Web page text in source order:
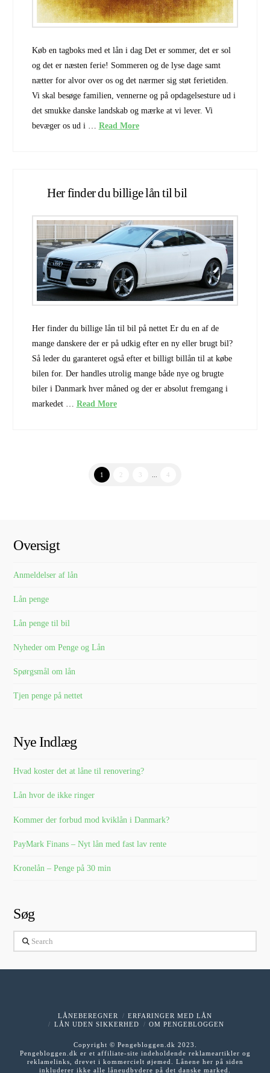
Køb en tagboks med et lån i dag Det er sommer, det er sol
og det er næsten ferie! Sommeren og de lyse dage samt
nætter for alvor over os og det nærmer sig støt ferietiden.
Vi skal besøge familien, vennerne og på opdagelsesture ud i
det smukke danske landskab og mærke at vi lever. Vi
bevæger os ud i … Read More
Her finder du billige lån til bil
Her finder du billige lån til bil på nettet Er du en af de
mange danskere der er på udkig efter en ny eller brugt bil?
Så leder du garanteret også efter et billigt billån til at købe
bilen for. Der handles utrolig mange både nye og brugte
biler i Danmark hver måned og der er absolut fremgang i
markedet … Read More
1 3 4
Oversigt
Anmeldelser af lån
Lån penge
Lån penge til bil
Nyheder om Penge og Lån
Spørgsmål om lån
Tjen penge på nettet
Nye Indlæg
Hvad koster det at låne til renovering?
Lån hvor de ikke ringer
Kommer der forbud mod kviklån i Danmark?
PayMark Finans – Nyt lån med fast lav rente
Kronelån – Penge på 30 min
Søg
Search
LÅNEBEREGNER
ERFARINGER MED LÅN
LÅN UDEN SIKKERHED
OM PENGEBLOGGEN
Copyright © Pengebloggen.dk 2023.
Pengebloggen.dk er et affiliate-site indeholdende reklameartikler og
reklamelinks, drevet i kommercielt øjemed. Lånene her på siden
inkluderer ikke alle låneudbydere på det danske marked.